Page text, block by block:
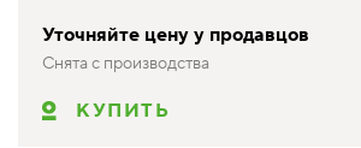
Уточняйте цену у продавцов
Снята с производства
КУПИТЬ